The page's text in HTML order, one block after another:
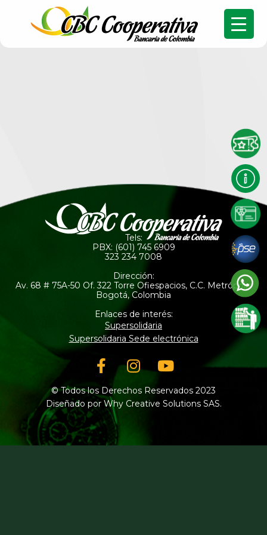
Tels:
PBX: (601) 745 6909
323 234 7008
Dirección:
Av. 68 # 75A-50 Of. 322 Torre Ofiespacios, C.C. Metrópolis
Bogotá, Colombia
Enlaces de interés:
Supersolidaria
Supersolidaria Sede electrónica
Facebook-
f
Instagram
Youtube
© Todos los Derechos Reservados 2023
Diseñado por Why Creative Solutions SAS.